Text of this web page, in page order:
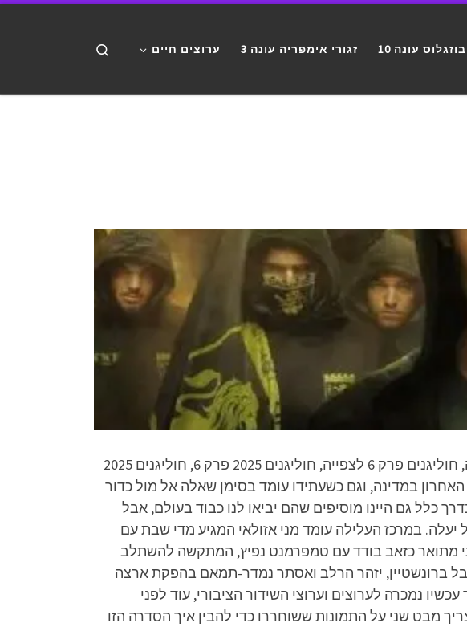
עונה 10 זגורי אימפריה עונה 3 ערוצים חיים
חוליגנים פרק 6 לצפייה ישירה, חוליגנים 2025 פרק 6 לצפייה ישירה, חוליגנים פרק 6 ישירה, חוליגנים פרק 6 לצפייה, חוליגנים 2025 פרק 6, חוליגנים 2025
האחרון במדינה, וגם כשעתידו עומד בסימן שאלה אל מול כדור
מרשימים. בדרך כלל גם היינו מוסיפים שהם יביאו לנו כבוד בעולם, אבל
במרכז העלילה עומד מני אזולאי המגיע מדי שבת עם
מתואר כזאב בודד עם טמפרמנט נפיץ, המתקשה להשתלב
ברונשטיין, יזהר הרלב ואסתר נמדר-תמאם בהפקת ארצה
קינג – דרמת מתח חברתית שצפויה לעלות בכאן11 רק ב-9.6, אך כבר עכשיו נמכרה לערוצים וערוצי השידור הציבורי, עוד לפני
מבט שני על התמונות ששוחררו כדי להבין איך הסדרה הזו